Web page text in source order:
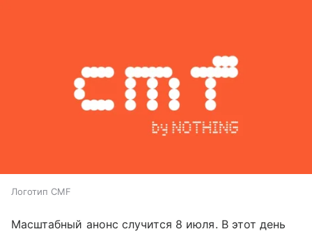
Логотип CMF
Масштабный анонс случится 8 июля. В этот день